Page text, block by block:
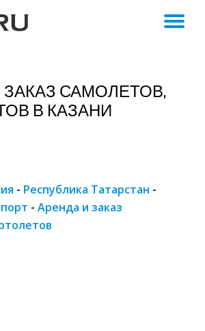
САМОЛЕТОВ,
В КАЗАНИ
- Республика Татарстан -
- Аренда и заказ